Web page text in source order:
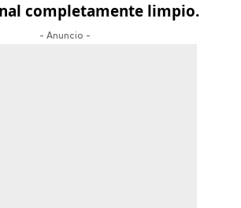
completamente limpio.
- Anuncio -